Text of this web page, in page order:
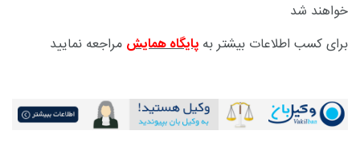
خواهند شد
برای کسب اطلاعات بیشتر به پایگاه همایش مراجعه نمایید